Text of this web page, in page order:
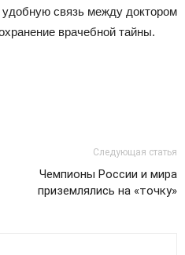
связь между доктором
врачебной тайны.
Следующая статья
Чемпионы России и мира
приземлялись на «точку»